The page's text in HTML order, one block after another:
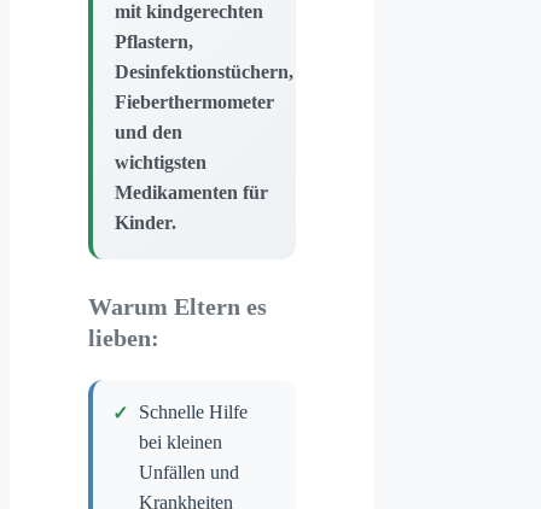
mit kindgerechten
Pflastern,
Desinfektionstüchern,
Fieberthermometer
und den
wichtigsten
Medikamenten für
Kinder.
Warum Eltern es
lieben:
Schnelle Hilfe
bei kleinen
Unfällen und
Krankheiten